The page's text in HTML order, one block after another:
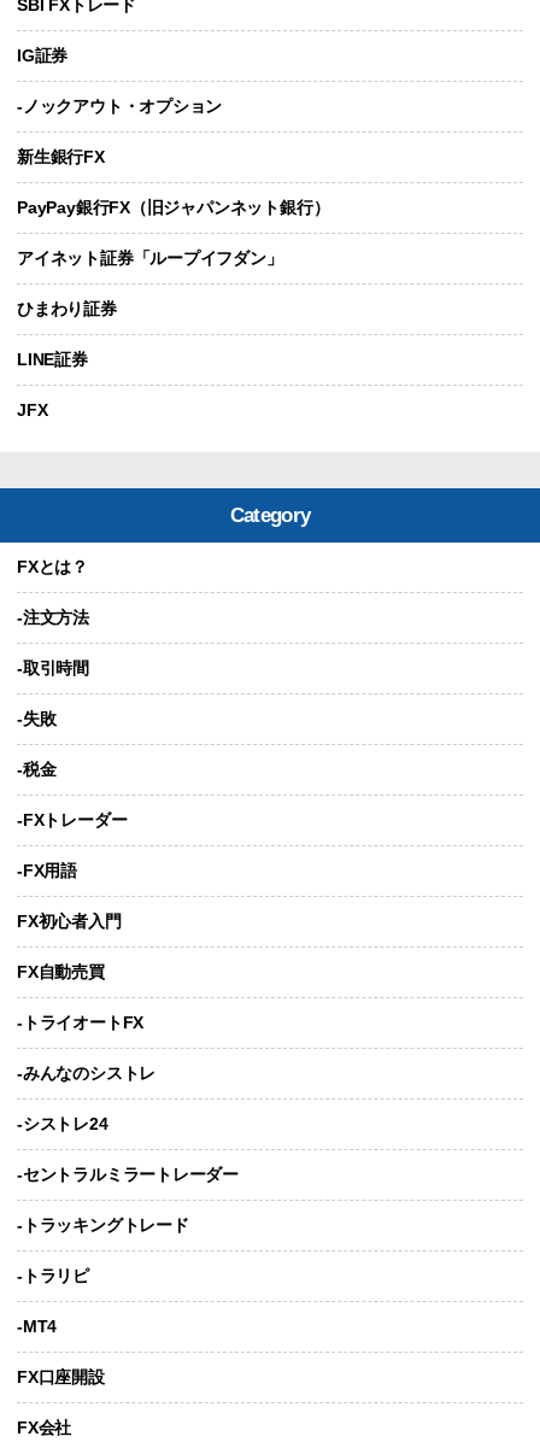
SBI FXトレード
IG証券
-ノックアウト・オプション
新生銀行FX
PayPay銀行FX（旧ジャパンネット銀行）
アイネット証券「ループイフダン」
ひまわり証券
LINE証券
JFX
Category
FXとは？
-注文方法
-取引時間
-失敗
-税金
-FXトレーダー
-FX用語
FX初心者入門
FX自動売買
-トライオートFX
-みんなのシストレ
-シストレ24
-セントラルミラートレーダー
-トラッキングトレード
-トラリピ
-MT4
FX口座開設
FX会社